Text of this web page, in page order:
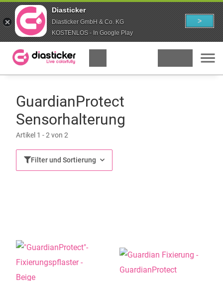
Diasticker
Diasticker GmbH & Co. KG
KOSTENLOS - In Google Play
>
GuardianProtect
Sensorhalterung
Artikel 1 - 2 von 2
Filter und Sortierung